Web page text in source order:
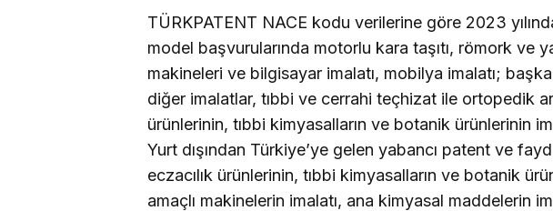
TÜRKPATENT NACE kodu verilerine göre 2023
model başvurularında motorlu kara taşıtı, römork ve
makineleri ve bilgisayar imalatı, mobilya imalatı; başka
diğer imalatlar, tıbbi ve cerrahi teçhizat ile ortopedik
ürünlerinin, tıbbi kimyasalların ve botanik ürünlerinin
Yurt dışından Türkiye’ye gelen yabancı patent ve
eczacılık ürünlerinin, tıbbi kimyasalların ve botanik
amaçlı makinelerin imalatı, ana kimyasal maddelerin